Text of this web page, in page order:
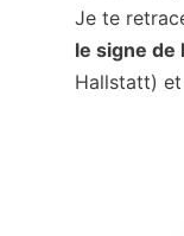
Je te
le signe de
Hallstatt)